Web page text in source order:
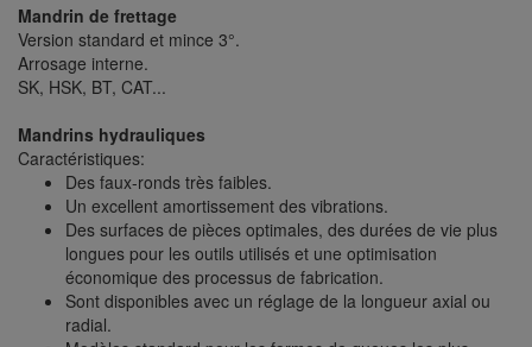
Mandrin de frettage
Version standard et mince 3°.
Arrosage interne.
SK, HSK, BT, CAT...
Mandrins hydrauliques
Caractéristiques:
Des faux-ronds très faibles.
Un excellent amortissement des vibrations.
Des surfaces de pièces optimales, des durées de vie plus
longues pour les outils utilisés et une optimisation
économique des processus de fabrication.
Sont disponibles avec un réglage de la longueur axial ou
radial.